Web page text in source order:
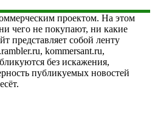
проектом. На этом
чего не покупают, ни какие
представляет собой ленту
kommersant.ru,
без искажения,
публикуемых новостей